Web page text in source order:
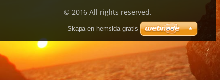
© 2016 All rights reserved.
Skapa en hemsida gratis